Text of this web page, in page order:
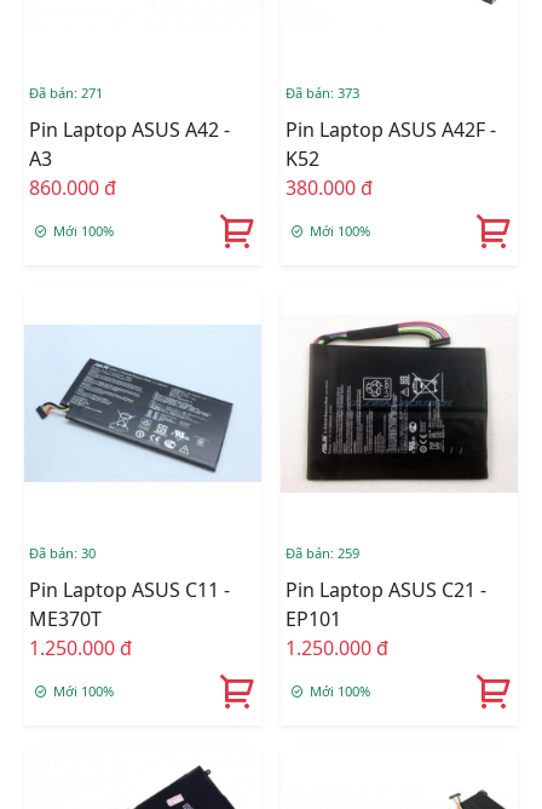
Đã bán: 271
Pin Laptop ASUS A42 -
A3
860.000 đ
Mới 100%
Đã bán: 373
Pin Laptop ASUS A42F -
K52
380.000 đ
Mới 100%
Đã bán: 30
Pin Laptop ASUS C11 -
ME370T
1.250.000 đ
Mới 100%
Đã bán: 259
Pin Laptop ASUS C21 -
EP101
1.250.000 đ
Mới 100%